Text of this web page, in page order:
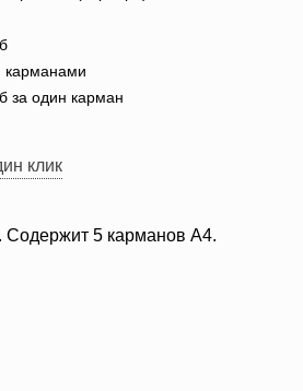
за один карман
клик
Содержит 5 карманов А4.